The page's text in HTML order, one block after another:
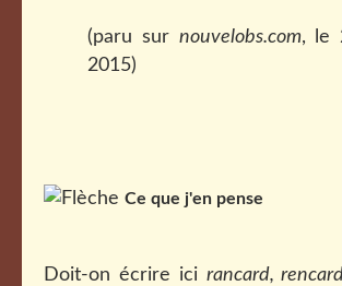
(paru sur nouvelobs.com, le
2015)
Ce que j'en pense
Doit-on écrire ici rancard,